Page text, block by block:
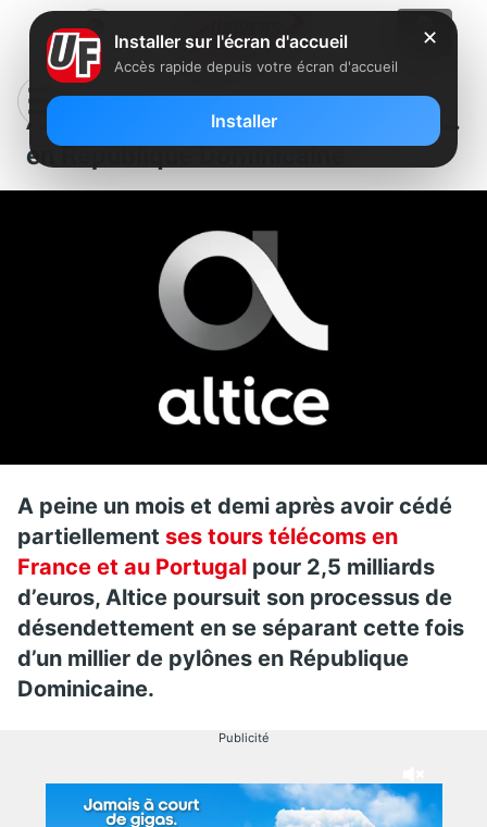
Altice vend plus de 1000 pylônes…
en République Dominicaine
A peine un mois et demi après avoir cédé
partiellement ses tours télécoms en
France et au Portugal pour 2,5 milliards
d’euros, Altice poursuit son processus de
désendettement en se séparant cette fois
d’un millier de pylônes en République
Dominicaine.
Publicité
✕
Installer sur l'écran d'accueil
Accès rapide depuis votre écran d'accueil
Installer